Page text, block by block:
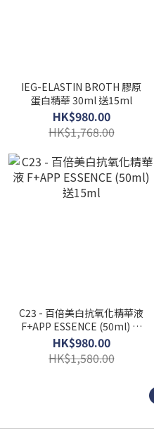
IEG-ELASTIN BROTH 膠原
蛋白精華 30ml 送15ml
HK$980.00
HK$1,768.00
C23 - 百倍美白抗氧化精華液
F+APP ESSENCE (50ml) 送
15ml
HK$980.00
HK$1,580.00